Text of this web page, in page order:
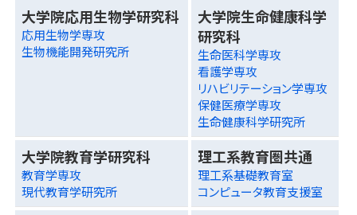
大学院応用生物学研究科
応用生物学専攻
生物機能開発研究所
大学院生命健康科学
研究科
生命医科学専攻
看護学専攻
リハビリテーション学専攻
保健医療学専攻
生命健康科学研究所
大学院教育学研究科
教育学専攻
現代教育学研究所
理工系教育圏共通
理工系基礎教育室
コンピュータ教育支援室